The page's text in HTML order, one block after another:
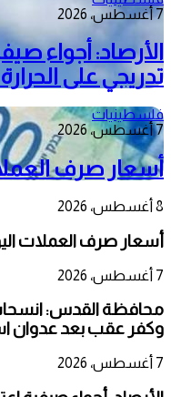
7 أغسطس، 2026
الأرصاد: أجواء
تدريجي على
فلسطينيات
7 أغسطس، 2026
أسعار صرف
8 أغسطس، 2026
أسعار صرف العملات
7 أغسطس، 2026
محافظة القدس:
وكفر عقب بعد عدوان
7 أغسطس، 2026